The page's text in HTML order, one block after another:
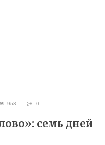
958 0
семь дней